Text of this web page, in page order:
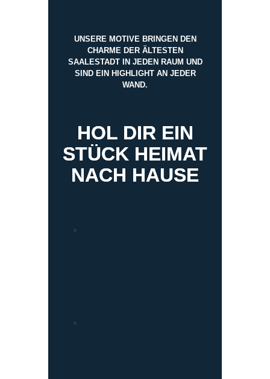
UNSERE MOTIVE BRINGEN DEN
CHARME DER ÄLTESTEN
SAALESTADT IN JEDEN RAUM UND
SIND EIN HIGHLIGHT AN JEDER
WAND.
HOL DIR EIN
STÜCK HEIMAT
NACH HAUSE